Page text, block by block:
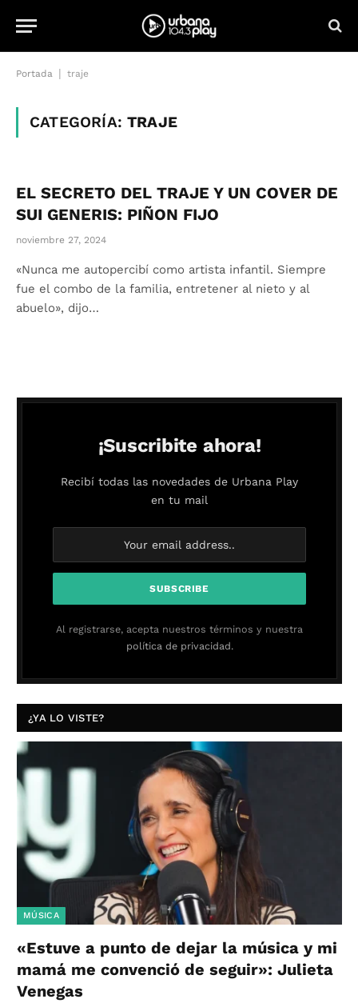
Portada traje
CATEGORÍA:TRAJE
EL SECRETO DEL TRAJE Y UN COVER DE
SUI GENERIS: PIÑON FIJO
noviembre 27, 2024
«Nunca me autopercibí como artista infantil. Siempre
fue el combo de la familia, entretener al nieto y al
abuelo», dijo…
¡Suscribite ahora!
Recibí todas las novedades de Urbana Play
en tu mail
Al registrarse, acepta nuestros términos y nuestra
política de privacidad.
¿YA LO VISTE?
MÚSICA
«Estuve a punto de dejar la música y mi
mamá me convenció de seguir»: Julieta
Venegas